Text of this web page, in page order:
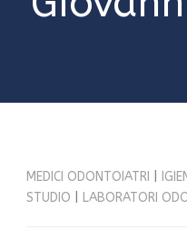
MEDICI ODONTOIATRI
STUDIO
LABORATORI